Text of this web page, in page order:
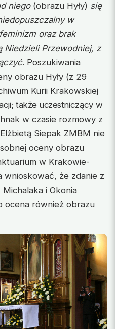
niego(obrazu Hyły) się
w
oraz brak
Niedzieli Przewodniej, z
. Poszukiwania
obrazu Hyły (z 29
Kurii Krakowskiej
także uczestniczący w
w czasie rozmowy z
Siepak ZMBM nie
oceny obrazu
w Krakowie-
wnioskować, że zdanie z
i Okonia
ocena również obrazu